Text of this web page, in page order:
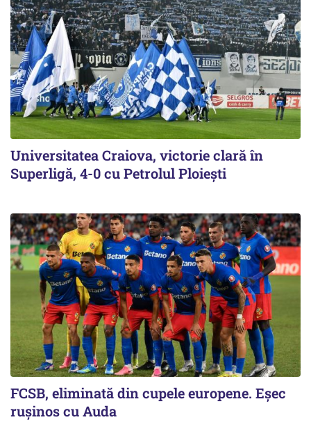
Universitatea Craiova, victorie clară în
Superligă, 4-0 cu Petrolul Ploieşti
FCSB, eliminată din cupele europene. Eşec
ruşinos cu Auda